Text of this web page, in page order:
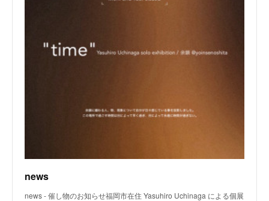
news
news - 催し物のお知らせ福岡市在住 Yasuhiro Uchinaga による個展